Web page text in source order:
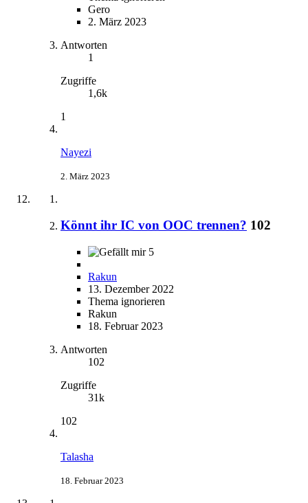
Gero
2. März 2023
Antworten
1
Zugriffe
1,6k
1
Nayezi
2. März 2023
Könnt ihr IC von OOC trennen? 102
5
Rakun
13. Dezember 2022
Thema ignorieren
Rakun
18. Februar 2023
Antworten
102
Zugriffe
31k
102
Talasha
18. Februar 2023